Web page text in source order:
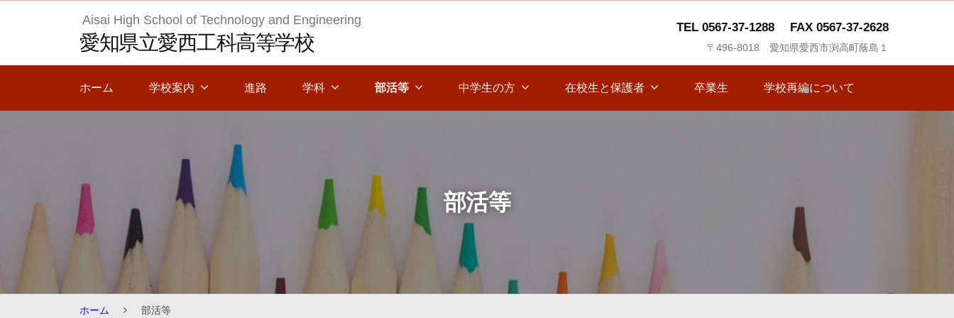
Aisai High School of Technology and Engineering
愛知県立愛西工科高等学校
TEL 0567-37-1288 FAX 0567-37-2628
〒496-8018 愛知県愛西市渕高町蔭島１
ホーム 学校案内 進路 学科 部活等 中学生の方 在校生と保護者 卒業生 学校再編について
部活等
ホーム 部活等